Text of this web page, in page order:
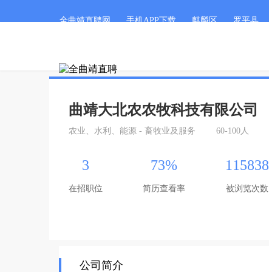
全曲靖直聘网 手机APP下载 麒麟区 罗平县
曲靖大北农农牧科技有限公司
农业、水利、能源 - 畜牧业及服务 60-100人
3
在招职位
73%
简历查看率
115838
被浏览次数
公司简介